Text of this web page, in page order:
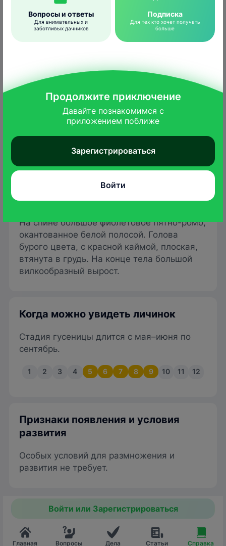
Pekka Raukko /wikimedia.org
Молодая личинка тонкая, черная, с
красной "вилкой" на конце тела. Взрослая –
На спине большое фиолетовое пятно-ромб,
окантованное белой полосой. Голова
бурого цвета, с красной каймой, плоская,
втянута в грудь. На конце тела большой
вилкообразный вырост.
Когда можно увидеть личинок
Стадия гусеницы длится с мая–июня по
сентябрь.
1 2 3 4 5 6 7 8 9 10 11 12
Признаки появления и условия
развития
Особых условий для размножения и
развития не требует.
Войти или Зарегистрироваться
Главная Вопросы Дела Статьи Справка
Вопросы и ответы
Для внимательных и
заботливых дачников
Подписка
Для тех кто хочет получать
больше
Продолжите приключение
Давайте познакомимся с
приложением поближе
Зарегистрироваться
Войти